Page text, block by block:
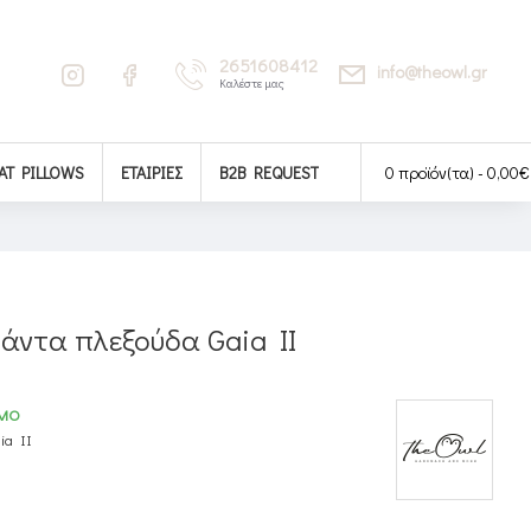
2651608412
Καλέστε μας
info@theowl.gr
PILLOWS ΕΤΑΙΡΊΕΣ B2B REQUEST 0 προϊόν(τα) - 0,00€
πλεξούδα Gaia II
II